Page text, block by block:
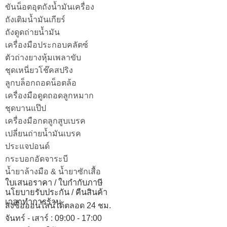
ขันน็อตอุตถังน้ำมันเครื่อง
ถังเติมน้ำมันเกียร์
ถังดูดถ่ายน้ำมัน
เครื่องมือประกอบคลัตซ์
ตัวถ่างยางหุ้มเพลาขับ
ชุดเหนี่ยวโช๊คสปริง
ลูกบล็อกถอดน็อตล้อ
เครื่องมือดูดถอดลูกหมาก
ชุดบานแป๊ป
เครื่องมือกดลูกสูบเบรค
เปลี่ยนถ่ายน้ำมันเบรค
ประแจปอนด์
กระบอกอัดจาระบี
น้ำยาล้างมือ & น้ำยาซักเสื้อ
ใบเสนอราคา / ใบกำกับภาษี
นโยบายรับประกัน / คืนสินค้า
เวลาทำการร้าน
สั่งซื้อออนไลน์ได้ตลอด 24 ชม.
จันทร์ - เสาร์ : 09:00 - 17:00